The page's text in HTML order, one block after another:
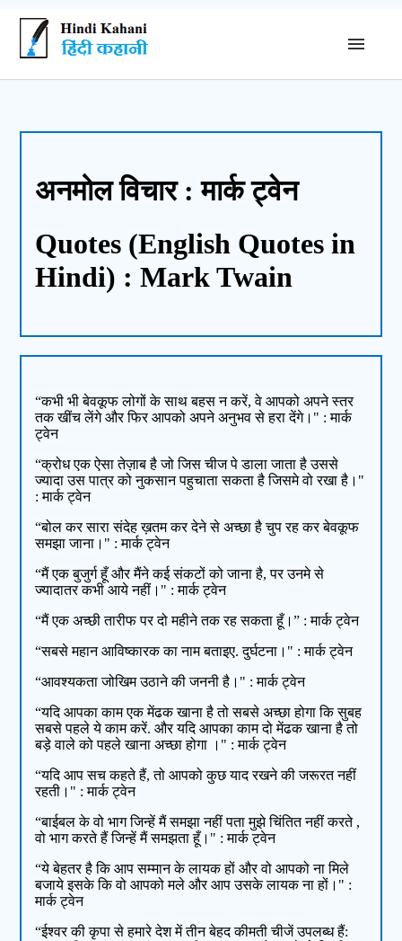
अनमोल विचार : मार्क ट्वेन
Quotes (English Quotes in
Hindi) : Mark Twain
“कभी भी बेवकूफ लोगों के साथ बहस न करें, वे आपको अपने स्तर
तक खींच लेंगे और फिर आपको अपने अनुभव से हरा देंगे।" : मार्क
ट्वेन
“क्रोध एक ऐसा तेज़ाब है जो जिस चीज पे डाला जाता है उससे
ज्यादा उस पात्र को नुकसान पहुचाता सकता है जिसमे वो रखा है।"
: मार्क ट्वेन
“बोल कर सारा संदेह ख़तम कर देने से अच्छा है चुप रह कर बेवकूफ
समझा जाना।" : मार्क ट्वेन
“मैं एक बुजुर्ग हूँ और मैंने कई संकटों को जाना है, पर उनमे से
ज्यादातर कभी आये नहीं।" : मार्क ट्वेन
“मैं एक अच्छी तारीफ पर दो महीने तक रह सकता हूँ।” : मार्क ट्वेन
“सबसे महान आविष्कारक का नाम बताइए. दुर्घटना।" : मार्क ट्वेन
“आवश्यकता जोखिम उठाने की जननी है।" : मार्क ट्वेन
“यदि आपका काम एक मेंढक खाना है तो सबसे अच्छा होगा कि सुबह
सबसे पहले ये काम करें. और यदि आपका काम दो मेंढक खाना है तो
बड़े वाले को पहले खाना अच्छा होगा ।" : मार्क ट्वेन
“यदि आप सच कहते हैं, तो आपको कुछ याद रखने की जरूरत नहीं
रहती।" : मार्क ट्वेन
“बाईबल के वो भाग जिन्हें मैं समझा नहीं पता मुझे चिंतित नहीं करते ,
वो भाग करते हैं जिन्हें मैं समझता हूँ।" : मार्क ट्वेन
“ये बेहतर है कि आप सम्मान के लायक हों और वो आपको ना मिले
बजाये इसके कि वो आपको मले और आप उसके लायक ना हों।" :
मार्क ट्वेन
“ईश्वर की कृपा से हमारे देश में तीन बेहद कीमती चीजें उपलब्ध हैं: